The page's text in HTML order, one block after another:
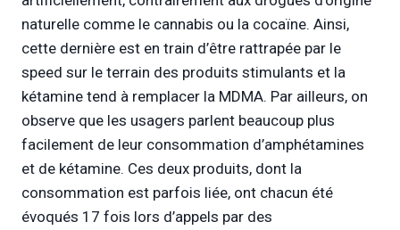
naturelle comme le cannabis ou la cocaïne. Ainsi,
cette dernière est en train d’être rattrapée par le
speed sur le terrain des produits stimulants et la
kétamine tend à remplacer la MDMA. Par ailleurs, on
observe que les usagers parlent beaucoup plus
facilement de leur consommation d’amphétamines
et de kétamine. Ces deux produits, dont la
consommation est parfois liée, ont chacun été
évoqués 17 fois lors d’appels par des